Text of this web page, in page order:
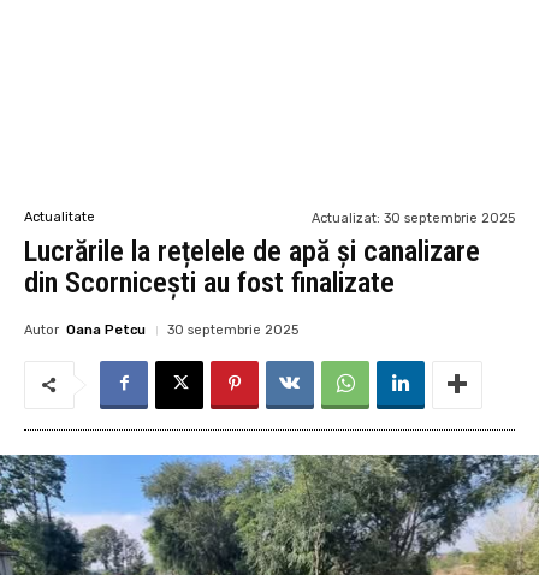
Actualitate Actualizat: 30 septembrie 2025
Lucrările la rețelele de apă și canalizare
din Scornicești au fost finalizate
Autor Oana Petcu 30 septembrie 2025